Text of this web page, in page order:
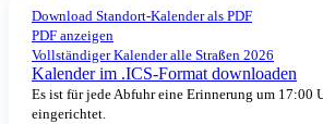
Download Standort-Kalender als PDF
PDF anzeigen
Vollständiger Kalender alle Straßen 2026
Kalender im .ICS-Format downloaden
Es ist für jede Abfuhr eine Erinnerung um 17:00
eingerichtet.